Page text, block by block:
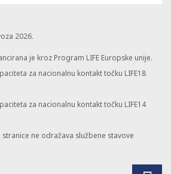
2026.
je kroz Program LIFE Europske unije.
za nacionalnu kontakt točku LIFE18
za nacionalnu kontakt točku LIFE14
ne odražava službene stavove